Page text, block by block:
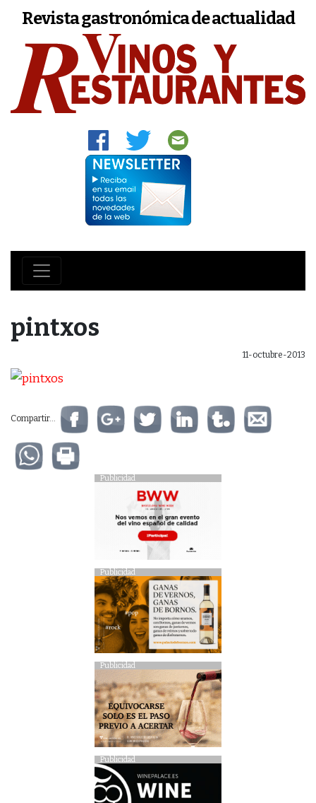
Revista gastronómica de actualidad
pintxos
11-octubre-2013
Compartir...
Publicidad
Publicidad
Publicidad
Publicidad